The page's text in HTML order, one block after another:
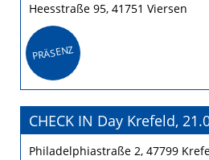
Heesstraße 95, 41751 Viersen
PRÄSENZ
CHECK IN Day Krefeld,
Philadelphiastraße 2, 47799